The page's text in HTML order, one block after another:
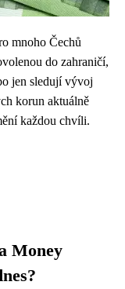
mnoho Čechů
do zahraničí,
jen sledují vývoj
korun aktuálně
každou chvíli.
Money